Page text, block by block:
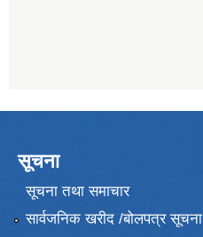
सूचना
सूचना तथा समाचार
सार्वजनिक खरीद /बोलपत्र सूचना